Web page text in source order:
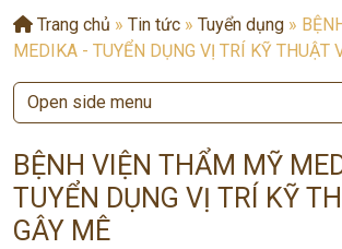
Trang chủ » Tin tức » Tuyển dụng »
MEDIKA - TUYỂN DỤNG VỊ TRÍ KỸ THUẬT
BỆNH VIỆN THẨM MỸ
TUYỂN DỤNG VỊ TRÍ KỸ
GÂY MÊ
Open side menu